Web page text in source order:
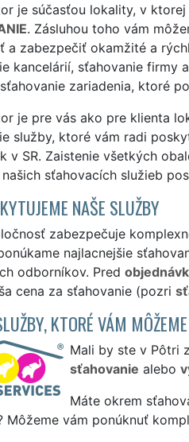
je súčasťou lokality, v
. Zásluhou toho vám
a zabezpečiť okamžité a
kancelárií, sťahovanie firmy
zariadenia, ktoré
je pre vás ako pre klienta
služby, ktoré vám radi
v SR. Zaistenie všetkých
sťahovacích služieb
NAŠE SLUŽBY
zabezpečuje
najlacnejšie
odborníkov. Pred
cena za sťahovanie (pozri
KTORÉ VÁM
Mali by ste v Pôtri
sťahovanie alebo
Máte okrem
Môžeme vám ponúknuť